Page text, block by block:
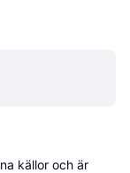
källor och är